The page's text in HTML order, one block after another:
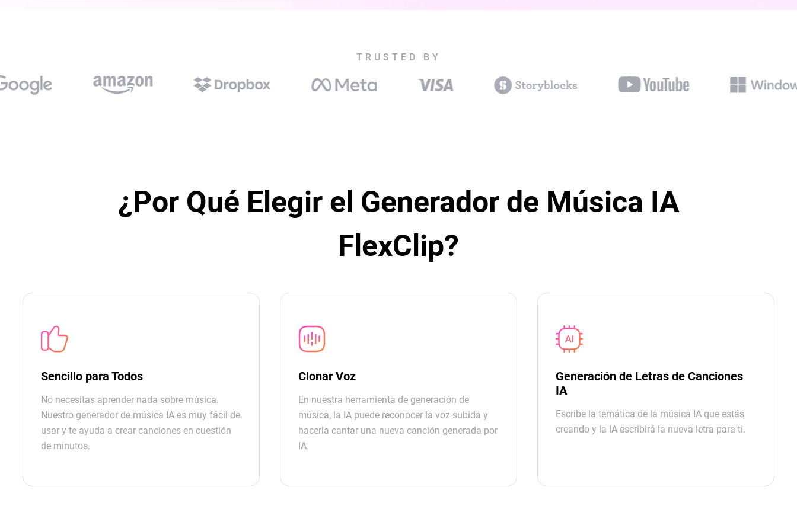
TRUSTED BY
¿Por Qué Elegir el Generador de Música IA
FlexClip?
Sencillo para Todos
No necesitas aprender nada sobre música.
Nuestro generador de música IA es muy fácil de
usar y te ayuda a crear canciones en cuestión
de minutos.
Clonar Voz
En nuestra herramienta de generación de
música, la IA puede reconocer la voz subida y
hacerla cantar una nueva canción generada por
IA.
Generación de Letras de Canciones
IA
Escribe la temática de la música IA que estás
creando y la IA escribirá la nueva letra para ti.